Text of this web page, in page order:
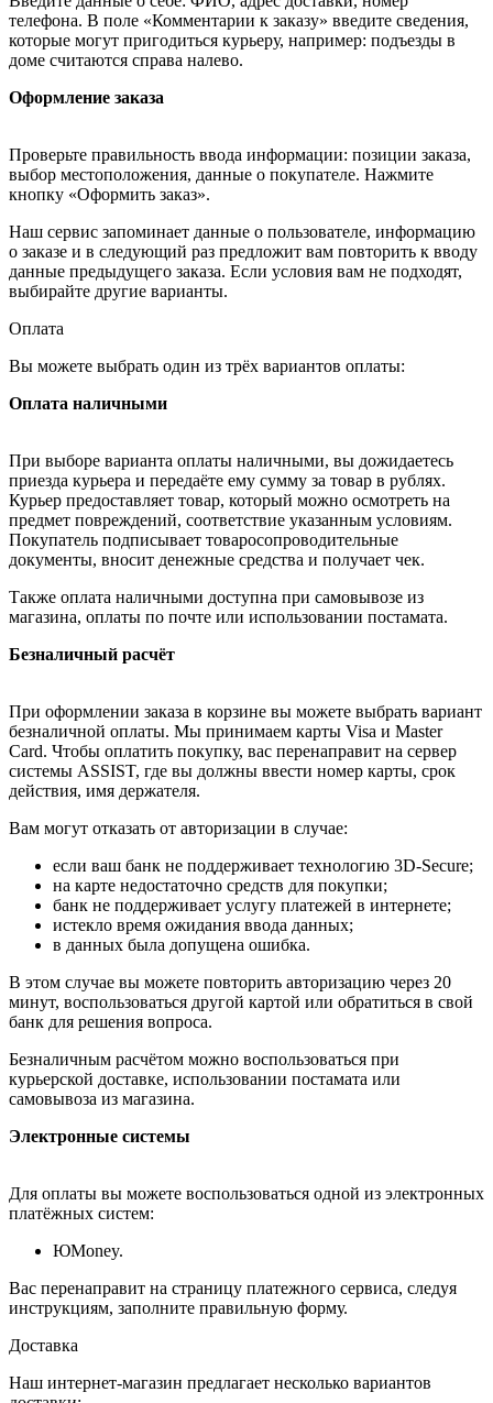
телефона. В поле «Комментарии к заказу» введите сведения,
которые могут пригодиться курьеру, например: подъезды в
доме считаются справа налево.
Оформление заказа
Проверьте правильность ввода информации: позиции заказа,
выбор местоположения, данные о покупателе. Нажмите
кнопку «Оформить заказ».
Наш сервис запоминает данные о пользователе, информацию
о заказе и в следующий раз предложит вам повторить к вводу
данные предыдущего заказа. Если условия вам не подходят,
выбирайте другие варианты.
Оплата
Вы можете выбрать один из трёх вариантов оплаты:
Оплата наличными
При выборе варианта оплаты наличными, вы дожидаетесь
приезда курьера и передаёте ему сумму за товар в рублях.
Курьер предоставляет товар, который можно осмотреть на
предмет повреждений, соответствие указанным условиям.
Покупатель подписывает товаросопроводительные
документы, вносит денежные средства и получает чек.
Также оплата наличными доступна при самовывозе из
магазина, оплаты по почте или использовании постамата.
Безналичный расчёт
При оформлении заказа в корзине вы можете выбрать вариант
безналичной оплаты. Мы принимаем карты Visa и Master
Card. Чтобы оплатить покупку, вас перенаправит на сервер
системы ASSIST, где вы должны ввести номер карты, срок
действия, имя держателя.
Вам могут отказать от авторизации в случае:
если ваш банк не поддерживает технологию 3D-Secure;
на карте недостаточно средств для покупки;
банк не поддерживает услугу платежей в интернете;
истекло время ожидания ввода данных;
в данных была допущена ошибка.
В этом случае вы можете повторить авторизацию через 20
минут, воспользоваться другой картой или обратиться в свой
банк для решения вопроса.
Безналичным расчётом можно воспользоваться при
курьерской доставке, использовании постамата или
самовывоза из магазина.
Электронные системы
Для оплаты вы можете воспользоваться одной из электронных
платёжных систем:
ЮMoney.
Вас перенаправит на страницу платежного сервиса, следуя
инструкциям, заполните правильную форму.
Доставка
Наш интернет-магазин предлагает несколько вариантов